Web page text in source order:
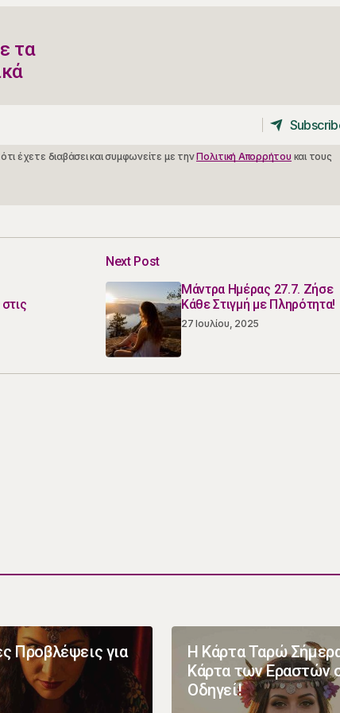
τα
έχετε διαβάσει και συμφωνείτε με τηνΠολιτική Απορρήτου και τους
Next Post
Μάντρα Ημέρας 27.7. Ζήσε
Κάθε Στιγμή με Πληρότητα!
27 Ιουλίου, 2025
Προβλέψεις για
Η Κάρτα Ταρώ
Κάρτα των Εραστών
Οδηγεί!